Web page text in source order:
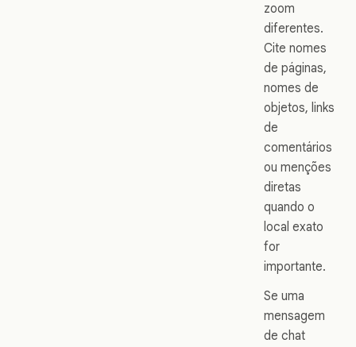
zoom
diferentes.
Cite nomes
de páginas,
nomes de
objetos, links
de
comentários
ou menções
diretas
quando o
local exato
for
importante.
Se uma
mensagem
de chat